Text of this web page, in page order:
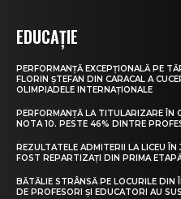
EDUCAȚIE
PERFORMANȚĂ EXCEPȚIONALĂ PE
FLORIN ȘTEFAN DIN CARACAL A
OLIMPIADELE INTERNAȚIONALE
PERFORMANȚĂ LA TITULARIZARE
NOTA 10. PESTE 46% DINTRE
REZULTATELE ADMITERII LA LICEU
FOST REPARTIZAȚI DIN PRIMA
BĂTĂLIE STRÂNSĂ PE LOCURILE
DE PROFESORI ȘI EDUCATORI AU